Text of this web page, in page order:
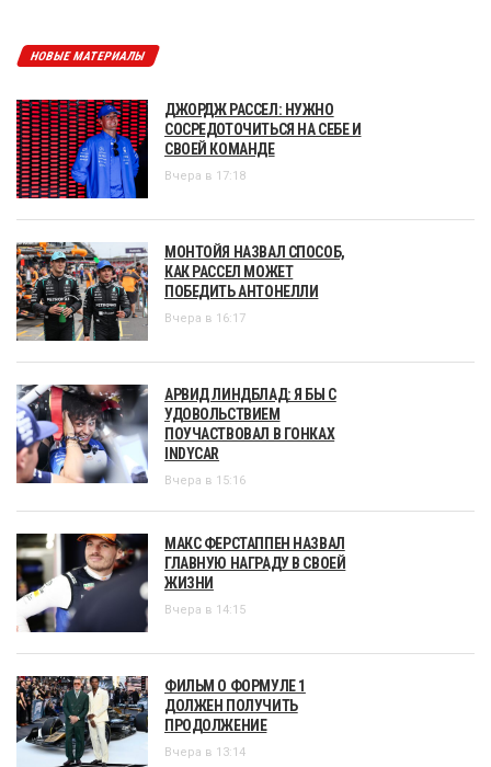
НОВЫЕ МАТЕРИАЛЫ
ДЖОРДЖ РАССЕЛ: НУЖНО
СОСРЕДОТОЧИТЬСЯ НА СЕБЕ И
СВОЕЙ КОМАНДЕ
Вчера в 17:18
МОНТОЙЯ НАЗВАЛ СПОСОБ,
КАК РАССЕЛ МОЖЕТ
ПОБЕДИТЬ АНТОНЕЛЛИ
Вчера в 16:17
АРВИД ЛИНДБЛАД: Я БЫ С
УДОВОЛЬСТВИЕМ
ПОУЧАСТВОВАЛ В ГОНКАХ
INDYCAR
Вчера в 15:16
МАКС ФЕРСТАППЕН НАЗВАЛ
ГЛАВНУЮ НАГРАДУ В СВОЕЙ
ЖИЗНИ
Вчера в 14:15
ФИЛЬМ О ФОРМУЛЕ 1
ДОЛЖЕН ПОЛУЧИТЬ
ПРОДОЛЖЕНИЕ
Вчера в 13:14